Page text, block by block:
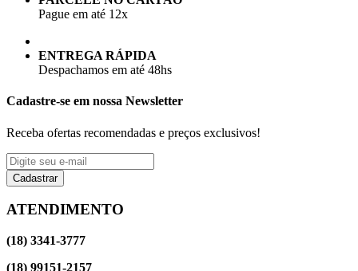
Pague em até 12x
ENTREGA RÁPIDA
Despachamos em até 48hs
Cadastre-se em nossa Newsletter
Receba ofertas recomendadas e preços exclusivos!
Cadastrar
ATENDIMENTO
(18) 3341-3777
(18) 99151-2157